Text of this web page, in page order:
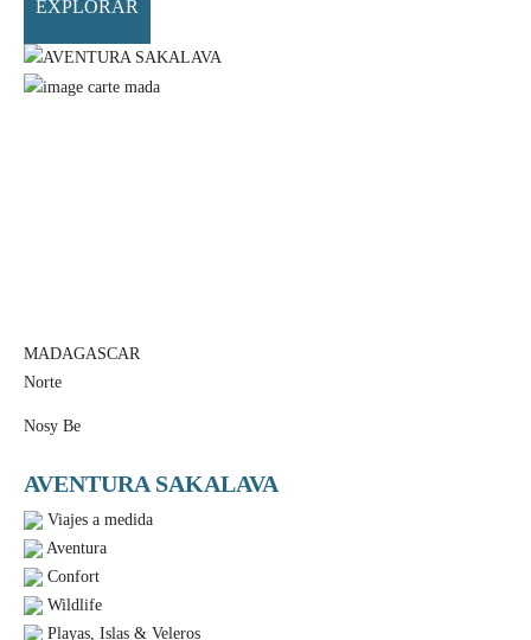
EXPLORAR
MADAGASCAR
Norte
Nosy Be
AVENTURA SAKALAVA
Viajes a medida
Aventura
Confort
Wildlife
Playas, Islas & Veleros